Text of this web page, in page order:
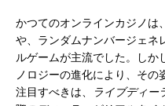
かつてのオンラインカジノは
や、ランダムナンバージェネ
ルゲームが主流でした。しか
ノロジーの進化により、そ
注目すべきは、
ライブディー